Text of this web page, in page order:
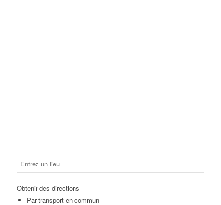
Obtenir des directions
Par transport en commun